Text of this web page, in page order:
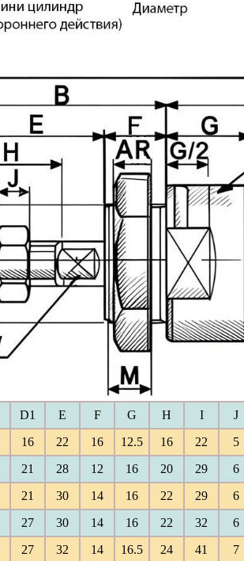
D1 E F G H I J
16 22 16 12.5 16 22 5
21 28 12 16 20 29 6
21 30 14 16 22 29 6
27 30 14 16 22 32 6
27 32 14 16.5 24 41 7